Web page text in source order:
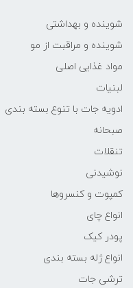
شوینده و بهداشتی
شوینده و مراقبت از مو
مواد غذایی اصلی
لبنیات
ادویه جات با تنوع بسته بندی
صبحانه
تنقلات
نوشیدنی
کمپوت و کنسروها
انواع چای
پودر کیک
انواع ژله بسته بندی
ترشی جات